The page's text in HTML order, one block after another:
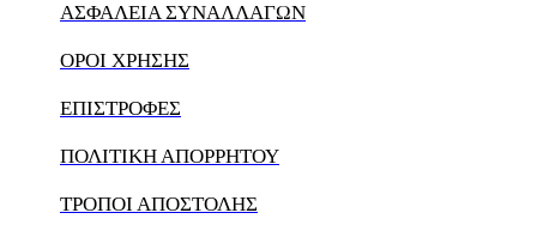
ΑΣΦΑΛΕΙΑ ΣΥΝΑΛΛΑΓΩΝ
ΟΡΟΙ ΧΡΗΣΗΣ
ΕΠΙΣΤΡΟΦΕΣ
ΠΟΛΙΤΙΚΗ ΑΠΟΡΡΗΤΟΥ
ΤΡΟΠΟΙ ΑΠΟΣΤΟΛΗΣ